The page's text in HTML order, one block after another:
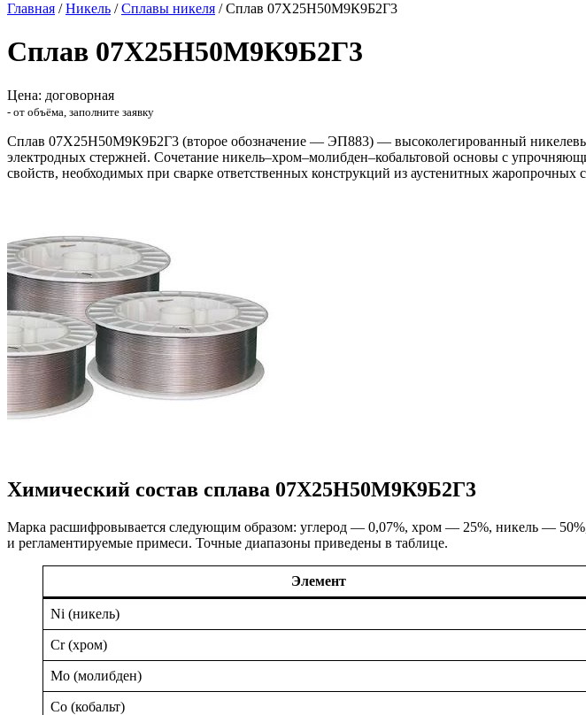
Главная /Никель /Сплавы никеля /Сплав 07Х25Н50М9К9Б2Г3
Сплав 07Х25Н50М9К9Б2Г3
Цена: договорная
- от объёма, заполните заявку
Сплав 07Х25Н50М9К9Б2Г3 (второе обозначение — ЭП883) — высоколегированный
электродных стержней. Сочетание никель–хром–молибден–кобальтовой основы с
свойств, необходимых при сварке ответственных конструкций из аустенитных жаропрочных
Химический состав сплава 07Х25Н50М9К9Б2Г3
Марка расшифровывается следующим образом: углерод — 0,07%, хром — 25%, никель —
и регламентируемые примеси. Точные диапазоны приведены в таблице.
Элемент
Ni (никель)
Cr (хром)
Mo (молибден)
Co (кобальт)